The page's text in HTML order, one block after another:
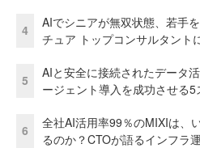
4
AIでシニアが無双状態、若手
チュア トップコンサルタント
5
AIと安全に接続されたデータ
ージェント導入を成功させる5
6
全社AI活用率99％のMIXIは、
るのか？CTOが語るインフラ